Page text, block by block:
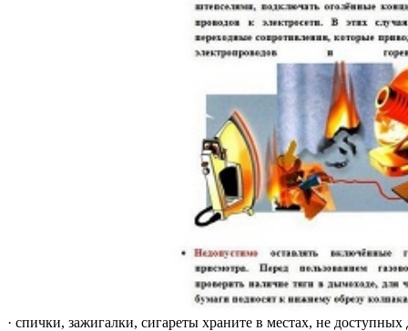
· спички, зажигалки, сигареты храните в местах, не доступных